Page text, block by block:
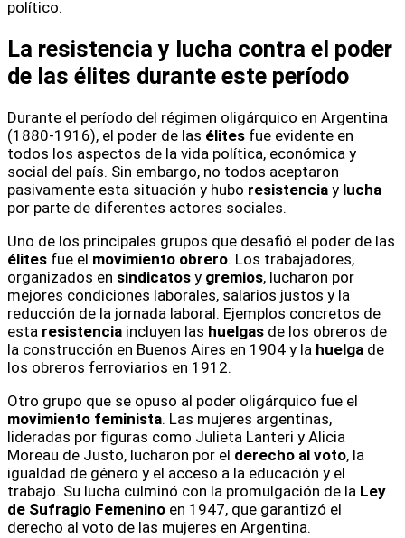
político.
La resistencia y lucha contra el poder
de las élites durante este período
Durante el período del régimen oligárquico en Argentina
(1880-1916), el poder de las élites fue evidente en
todos los aspectos de la vida política, económica y
social del país. Sin embargo, no todos aceptaron
pasivamente esta situación y hubo resistencia y lucha
por parte de diferentes actores sociales.
Uno de los principales grupos que desafió el poder de las
élites fue el movimiento obrero. Los trabajadores,
organizados en sindicatos y gremios, lucharon por
mejores condiciones laborales, salarios justos y la
reducción de la jornada laboral. Ejemplos concretos de
esta resistencia incluyen las huelgas de los obreros de
la construcción en Buenos Aires en 1904 y la huelga de
los obreros ferroviarios en 1912.
Otro grupo que se opuso al poder oligárquico fue el
movimiento feminista. Las mujeres argentinas,
lideradas por figuras como Julieta Lanteri y Alicia
Moreau de Justo, lucharon por el derecho al voto, la
igualdad de género y el acceso a la educación y el
trabajo. Su lucha culminó con la promulgación de la Ley
de Sufragio Femenino en 1947, que garantizó el
derecho al voto de las mujeres en Argentina.